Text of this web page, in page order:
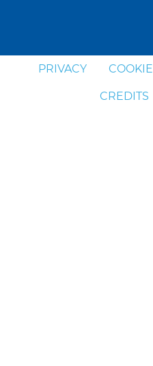
PRIVACY COOKIE
CREDITS